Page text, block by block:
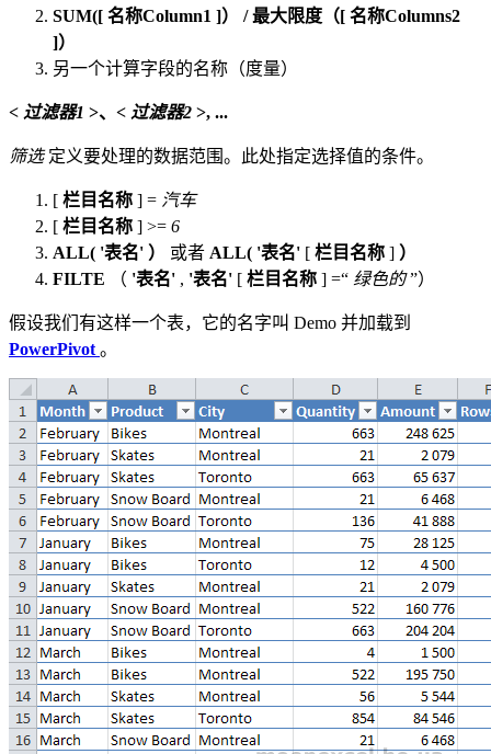
SUM([ 名称Column1 ]） / 最大限度（[ 名称Columns2
]）
另一个计算字段的名称（度量）
< 过滤器1 >、< 过滤器2 >, ...
筛选定义要处理的数据范围。此处指定选择值的条件。
[ 栏目名称 ] = 汽车
[ 栏目名称 ] >= 6
ALL( '表名' ） 或者 ALL( '表名' [ 栏目名称 ] ）
FILTE
（ '表名' , '表名' [ 栏目名称 ] =“ 绿色的”）
假设我们有这样一个表，它的名字叫 Demo 并加载到
PowerPivot 。